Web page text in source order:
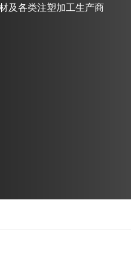
及各类注塑加工生产商